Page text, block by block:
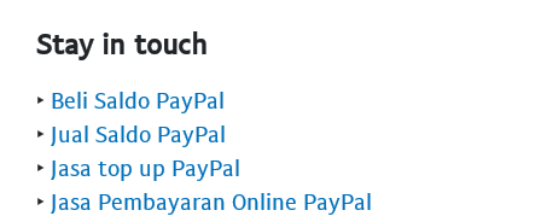
Stay in touch
‣ Beli Saldo PayPal
‣ Jual Saldo PayPal
‣ Jasa top up PayPal
‣ Jasa Pembayaran Online PayPal